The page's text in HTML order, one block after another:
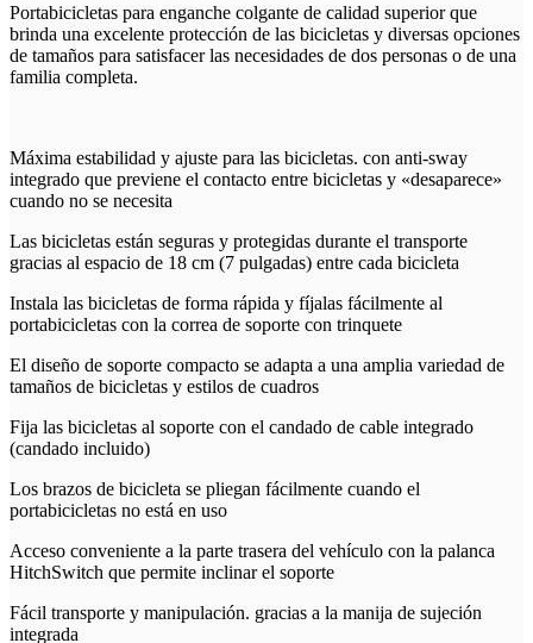
Portabicicletas para enganche colgante de calidad superior que
brinda una excelente protección de las bicicletas y diversas opciones
de tamaños para satisfacer las necesidades de dos personas o de una
familia completa.
Máxima estabilidad y ajuste para las bicicletas. con anti-sway
integrado que previene el contacto entre bicicletas y «desaparece»
cuando no se necesita
Las bicicletas están seguras y protegidas durante el transporte
gracias al espacio de 18 cm (7 pulgadas) entre cada bicicleta
Instala las bicicletas de forma rápida y fíjalas fácilmente al
portabicicletas con la correa de soporte con trinquete
El diseño de soporte compacto se adapta a una amplia variedad de
tamaños de bicicletas y estilos de cuadros
Fija las bicicletas al soporte con el candado de cable integrado
(candado incluido)
Los brazos de bicicleta se pliegan fácilmente cuando el
portabicicletas no está en uso
Acceso conveniente a la parte trasera del vehículo con la palanca
HitchSwitch que permite inclinar el soporte
Fácil transporte y manipulación. gracias a la manija de sujeción
integrada